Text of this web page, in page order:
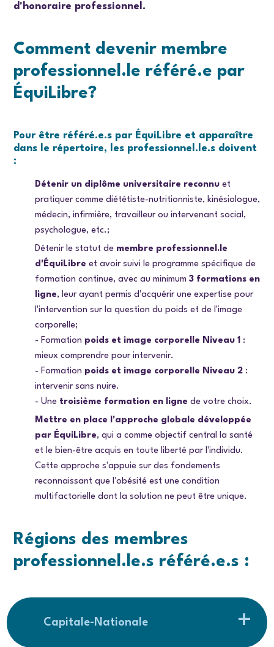
d'honoraire professionnel.
Comment devenir membre
professionnel.le référé.e par
ÉquiLibre?
Pour être référé.e.s par ÉquiLibre et apparaître
dans le répertoire, les professionnel.le.s doivent
:
Détenir un diplôme universitaire reconnuet
pratiquer comme diététiste-nutritionniste, kinésiologue,
médecin, infirmière, travailleur ou intervenant social,
psychologue, etc.;
Détenir le statut de membre professionnel.le
d'ÉquiLibre et avoir suivi le programme spécifique de
formation continue, avec au minimum 3 formations en
ligne, leur ayant permis d'acquérir une expertise pour
l'intervention sur la question du poids et de l'image
corporelle;
- Formation poids et image corporelle Niveau 1 :
mieux comprendre pour intervenir.
- Formation poids et image corporelle Niveau 2:
intervenir sans nuire.
- Une troisième formation en ligne de votre choix.
Mettre en place l'approche globale développée
par ÉquiLibre, qui a comme objectif central la santé
et le bien-être acquis en toute liberté par l'individu.
Cette approche s'appuie sur des fondements
reconnaissant que l'obésité est une condition
multifactorielle dont la solution ne peut être unique.
Régions des membres
professionnel.le.s référé.e.s :
Capitale-Nationale